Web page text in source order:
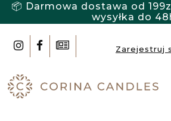
📦 Darmowa dostawa od
wysyłka do
Zarejestruj